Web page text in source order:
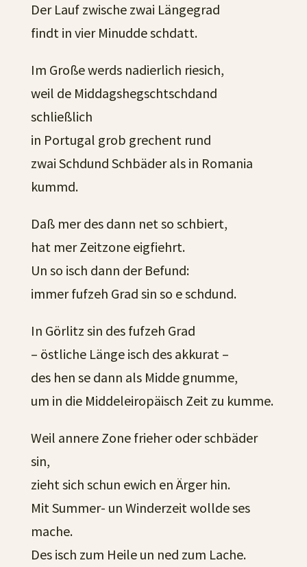
Der Lauf zwische zwai Längegrad
findt in vier Minudde schdatt.
Im Große werds nadierlich riesich,
weil de Middagshegschtschdand
schließlich
in Portugal grob grechent rund
zwai Schdund Schbäder als in Romania
kummd.
Daß mer des dann net so schbiert,
hat mer Zeitzone eigfiehrt.
Un so isch dann der Befund:
immer fufzeh Grad sin so e schdund.
In Görlitz sin des fufzeh Grad
– östliche Länge isch des akkurat –
des hen se dann als Midde gnumme,
um in die Middeleiropäisch Zeit zu kumme.
Weil annere Zone frieher oder schbäder
sin,
zieht sich schun ewich en Ärger hin.
Mit Summer- un Winderzeit wollde ses
mache.
Des isch zum Heile un ned zum Lache.